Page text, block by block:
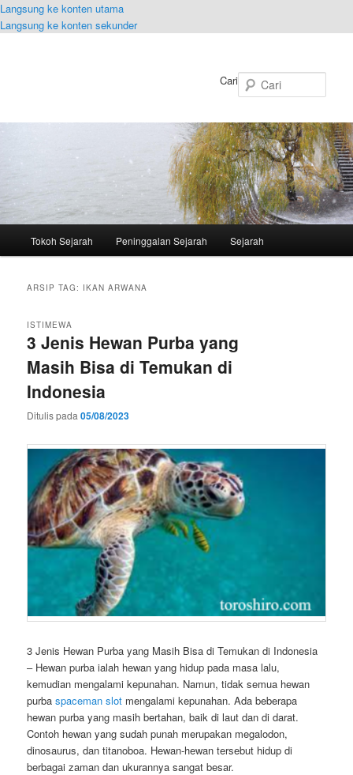
Langsung ke konten utama
Langsung ke konten sekunder
Cari
Tokoh Sejarah Peninggalan Sejarah Sejarah
ARSIP TAG: IKAN ARWANA
3 Jenis Hewan Purba yang
Masih Bisa di Temukan di
Indonesia
ISTIMEWA
Ditulis pada05/08/2023
3 Jenis Hewan Purba yang Masih Bisa di Temukan di Indonesia
– Hewan purba ialah hewan yang hidup pada masa lalu,
kemudian mengalami kepunahan. Namun, tidak semua hewan
purbaspaceman slot mengalami kepunahan. Ada beberapa
hewan purba yang masih bertahan, baik di laut dan di darat.
Contoh hewan yang sudah punah merupakan megalodon,
dinosaurus, dan titanoboa. Hewan-hewan tersebut hidup di
berbagai zaman dan ukurannya sangat besar.